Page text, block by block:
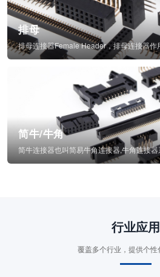
排母
简牛/牛角
行业应用
覆盖多个行业，提供个性